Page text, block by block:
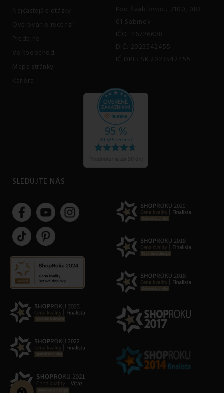
Najčastejšie otázky
Overovanie recenzií
Predajne
Veľkoobchod
Mapa stránky
Kariéra
Pod Švabľovkou 2100, 083
01 Sabinov
IČO: 46726608
DIČ: 2023542455
IČ DPH: SK 2023542455
SLEDUJTE NÁS